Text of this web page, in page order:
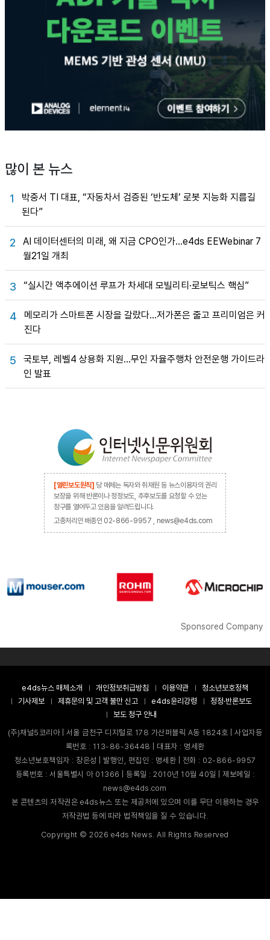
많이 본 뉴스
1
박중서 TI 대표, “자동차서 검증된 ‘반도체’ 로봇 지능화 지름길
된다”
2
AI 데이터센터의 미래, 왜 지금 CPO인가…e4ds EEWebinar 7
월21일 개최
3 “실시간 액추에이션 루프가 차세대 모빌리티·로보틱스 핵심”
4
메모리가 스마트폰 시장을 갈랐다…저가폰은 줄고 프리미엄은 커
진다
5
국토부, 레벨4 상용화 지원…무인 자율주행차 안전운행 가이드라
인 발표
[열린보도원칙] 당 매체는 독자와 취재원 등 뉴스이용자의 권리
보장을 위해 반론이나 정정보도, 추후보도를 요청할 수 있는
창구를 열어두고 있음을 알려드립니다.
고충처리인 배종인 02-866-9957 , news@e4ds.com
Sponsored Company
e4ds뉴스 매체소개 개인정보취급방침 이용약관
청소년보호정책
기사제보
제휴문의 및 고객 불만 신고 e4ds윤리강령
정정·반론보도
보도 청구 안내
(주)채널5코리아 | 서울 금천구 디지털로 178 가산퍼블릭 A동 1824호 | 사업자등
록번호 : 113-86-36448 | 대표자 : 명세환
청소년보호책임자 : 장은성 | 발행인, 편집인 : 명세환 | 전화 : 02-866-9957
등록번호 : 서울특별시 아 01366 | 등록일 : 2010년 10월 40일 | 제보메일 :
news@e4ds.com
본 콘텐츠의 저작권은 e4ds뉴스 또는 제공처에 있으며 이를 무단 이용하는 경우
저작권법 등에 따라 법적책임을 질 수 있습니다.
Copyright ©2026 e4ds News. All Rights Reserved